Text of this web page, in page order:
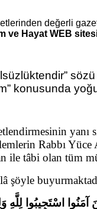
değerli
ve Hayat WEB
konusunda
Rabbı Yüce
ile tâbi olan tüm
şöyle
آمَنُوا اسْتَجِيبُوا